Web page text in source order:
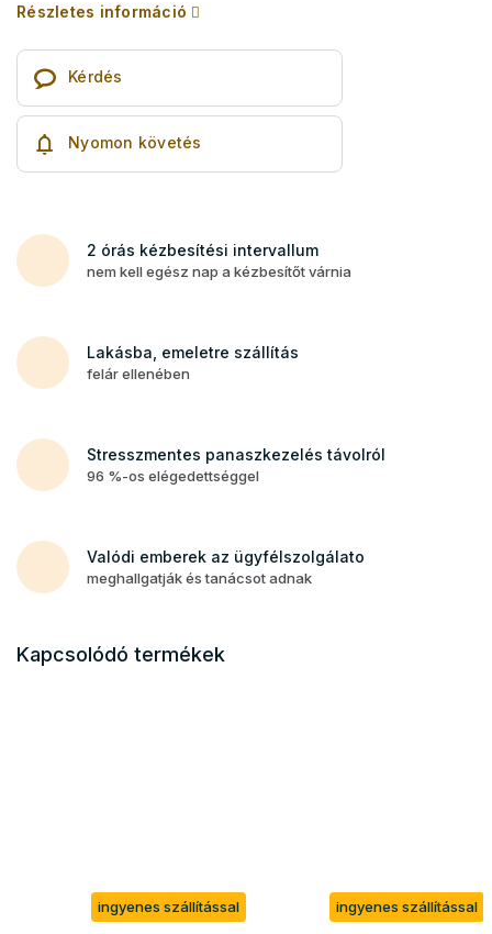
Részletes információ
Kérdés
Nyomon követés
2 órás kézbesítési intervallum
nem kell egész nap a kézbesítőt várnia
Lakásba, emeletre szállítás
felár ellenében
Stresszmentes panaszkezelés távolról
96 %-os elégedettséggel
Valódi emberek az ügyfélszolgálato
meghallgatják és tanácsot adnak
Kapcsolódó termékek
ingyenes szállítással
ingyenes szállítással